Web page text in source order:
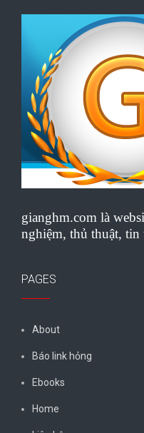
gianghm.com là
nghiệm, thủ thuật,
PAGES
About
Báo link hỏng
Ebooks
Home